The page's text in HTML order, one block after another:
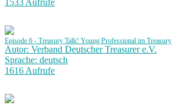
1533 Aufrufe
Episode 6 - Treasury Talk! Young Professional im Treasury
Autor: Verband Deutscher Treasurer e.V.
Sprache: deutsch
1616 Aufrufe